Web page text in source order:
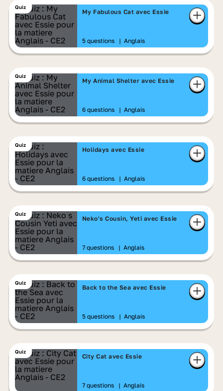
Quiz
My Fabulous Cat avec Essie
5 questions | Anglais
Quiz
My Animal Shelter avec Essie
6 questions | Anglais
Quiz
Holidays avec Essie
6 questions | Anglais
Quiz
Neko's Cousin, Yeti avec Essie
7 questions | Anglais
Quiz
Back to the Sea avec Essie
5 questions | Anglais
Quiz
City Cat avec Essie
7 questions | Anglais